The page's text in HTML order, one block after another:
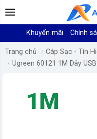
Khuyến mãi Chính
Trang chủ Cáp Sạc - Tín
Ugreen 60121 1M Dây